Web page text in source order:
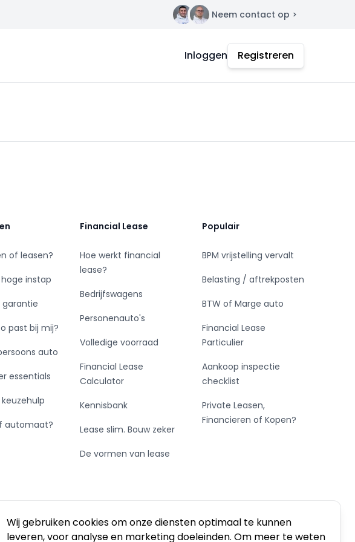
Wij gebruiken cookies om onze diensten optimaal te kunnen
leveren, voor analyse en marketing doeleinden. Om meer te weten
Contact Neem contact op >
Inloggen Registreren
of leasen?
instap
garantie
past bij mij?
auto
essentials
automaat?
Financial Lease
Hoe werkt financial
lease?
Bedrijfswagens
Personenauto's
Volledige voorraad
Financial Lease
Calculator
Kennisbank
Lease slim. Bouw zeker
De vormen van lease
Populair
BPM vrijstelling vervalt
Belasting / aftrekposten
BTW of Marge auto
Financial Lease
Particulier
Aankoop inspectie
checklist
Private Leasen,
Financieren of Kopen?